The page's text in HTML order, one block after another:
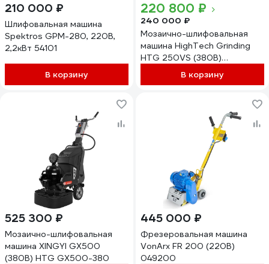
210 000 ₽
Шлифовальная машина
Spektros GPM-280, 220В,
2,2кВт 54101
В корзину
220 800 ₽
240 000 ₽
Мозаично-шлифовальная
машина HighTech Grinding
HTG 250VS (380В)
GM250VS380В корзину
525 300 ₽
Мозаично-шлифовальная
машина XINGYI GX500
(380В) HTG GX500-380
445 000 ₽
Фрезеровальная машина
VonArx FR 200 (220В)
049200